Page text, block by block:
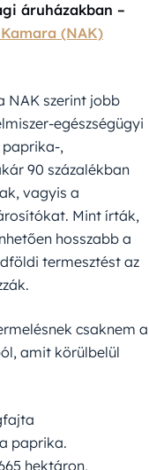
áruházakban –
(NAK)
NAK szerint jobb
egészségügyi
,
90 százalékban
vagyis a
Mint írták,
hosszabb a
termesztést az
csaknem a
amit körülbelül
paprika.
hektáron,